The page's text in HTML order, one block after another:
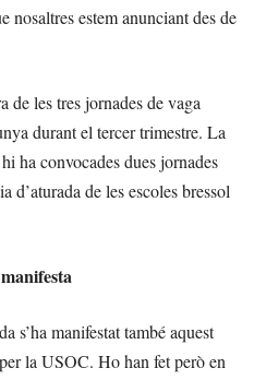
nosaltres estem anunciant des de
de les tres jornades de vaga
durant el tercer trimestre. La
ha convocades dues jornades
d’aturada de les escoles bressol
s’ha manifestat també aquest
la USOC. Ho han fet però en